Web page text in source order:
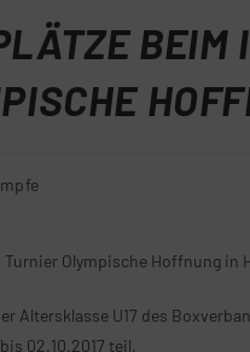
BEIM
Olympische Hoffnung in
Altersklasse U17 des
02.10.2017 teil.